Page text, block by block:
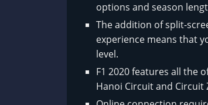
options and season
The addition of split-
experience means that
level.
F1 2020 features all the
Hanoi Circuit and Circuit